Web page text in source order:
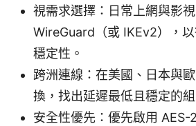
視需求選擇：日常上網與影
WireGuard（或 IKEv2），
穩定性。
跨洲連線：在美國、日本與
換，找出延遲最低且穩定的組
安全性優先：優先啟用